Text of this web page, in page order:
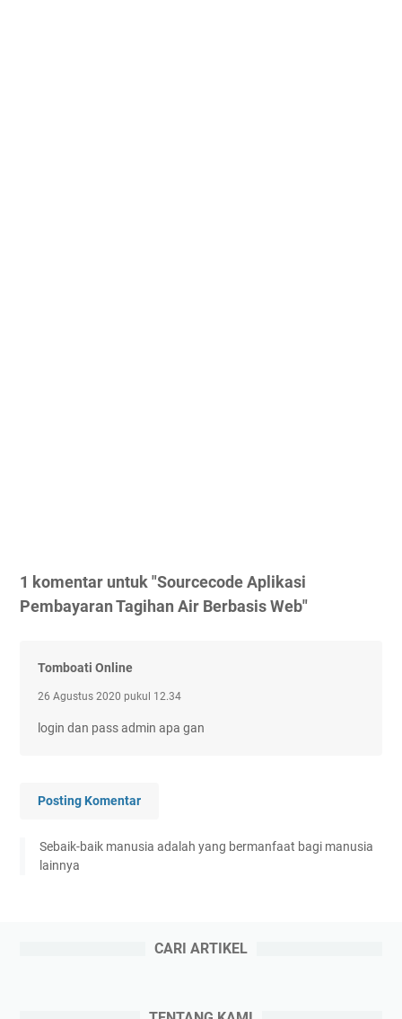
1 komentar untuk "Sourcecode Aplikasi
Pembayaran Tagihan Air Berbasis Web"
Tomboati Online
26 Agustus 2020 pukul 12.34
login dan pass admin apa gan
Posting Komentar
Sebaik-baik manusia adalah yang bermanfaat bagi manusia
lainnya
CARI ARTIKEL